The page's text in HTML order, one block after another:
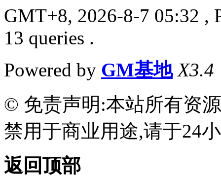
GMT+8, 2026-8-7 05:32 ,
13 queries .
Powered by GM基地 X3.4
© 免责声明:本站所有资
禁用于商业用途,请于24
返回顶部